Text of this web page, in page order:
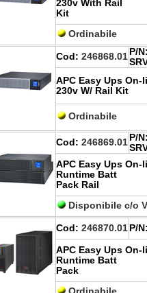
230v With Rail
Kit
Ordinabile
Cod: 246868.01 P/
APC Easy Ups
230v W/ Rail Kit
Ordinabile
Cod: 246869.01 P/
APC Easy Ups On-
Runtime Batt
Pack Rail
Disponibile c/o
Cod: 246870.01 P/
APC Easy Ups On-
Runtime Batt
Pack